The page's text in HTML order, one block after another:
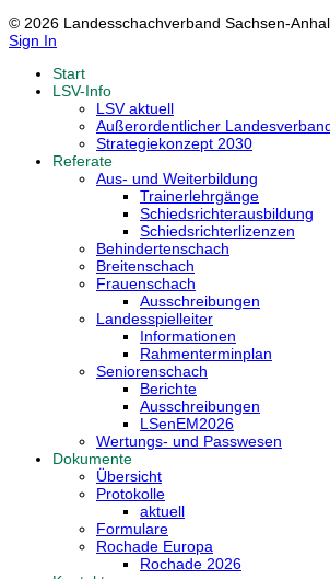
© 2026 Landesschachverband Sachsen-
Sign In
Start
LSV-Info
LSV aktuell
Außerordentlicher
Strategiekonzept 2030
Referate
Aus- und Weiterbildung
Trainerlehrgänge
Schiedsrichterausbildung
Schiedsrichterlizenzen
Behindertenschach
Breitenschach
Frauenschach
Ausschreibungen
Landesspielleiter
Informationen
Rahmenterminplan
Seniorenschach
Berichte
Ausschreibungen
LSenEM2026
Wertungs- und Passwesen
Dokumente
Übersicht
Protokolle
aktuell
Formulare
Rochade Europa
Rochade 2026